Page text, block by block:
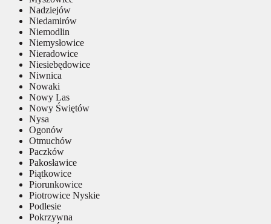
Nadziejów
Niedamirów
Niemodlin
Niemysłowice
Nieradowice
Niesiebędowice
Niwnica
Nowaki
Nowy Las
Nowy Świętów
Nysa
Ogonów
Otmuchów
Paczków
Pakosławice
Piątkowice
Piorunkowice
Piotrowice Nyskie
Podlesie
Pokrzywna